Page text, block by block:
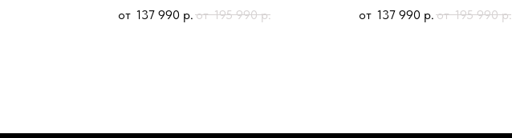
137 990 р. 195 990 р. 137 990 р. 195 990 р.